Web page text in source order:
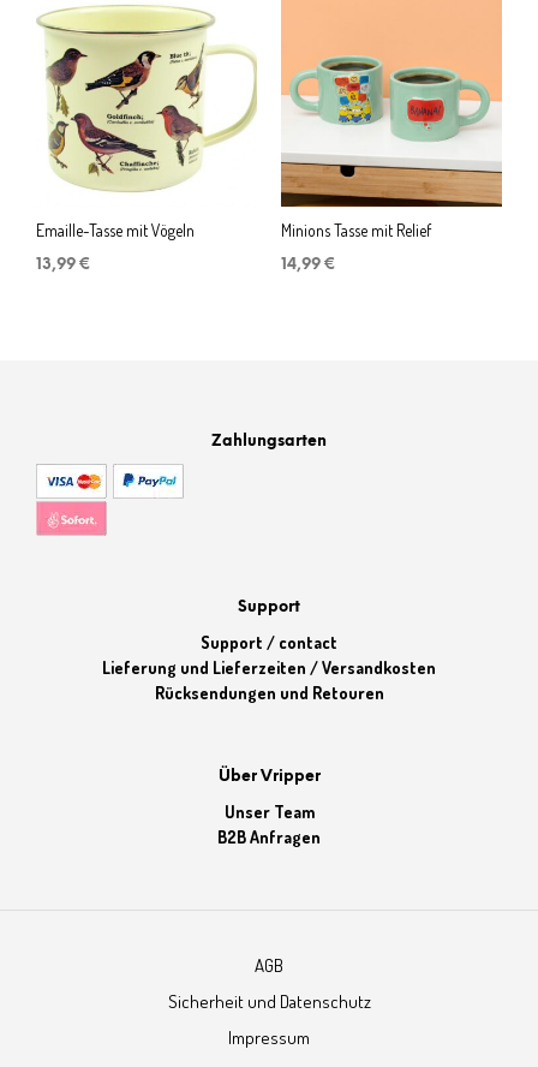
Emaille-Tasse mit Vögeln
13,99 €
Minions Tasse mit Relief
14,99 €
Zahlungsarten
Support
Support / contact
Lieferung und Lieferzeiten / Versandkosten
Rücksendungen und Retouren
Über Vripper
Unser Team
B2B Anfragen
AGB
Sicherheit und Datenschutz
Impressum